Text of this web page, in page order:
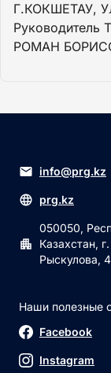
Г.КОКШЕТАУ,
РОМАН
info@prg.kz
prg.kz
050050,
Казахстан,
Рыскулова,
Наши полезные
Facebook
Instagram